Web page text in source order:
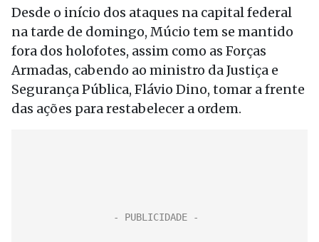
Desde o início dos ataques na capital federal
na tarde de domingo, Múcio tem se mantido
fora dos holofotes, assim como as Forças
Armadas, cabendo ao ministro da Justiça e
Segurança Pública, Flávio Dino, tomar a frente
das ações para restabelecer a ordem.